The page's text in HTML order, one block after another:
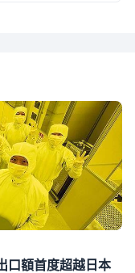
口額首度超越日本